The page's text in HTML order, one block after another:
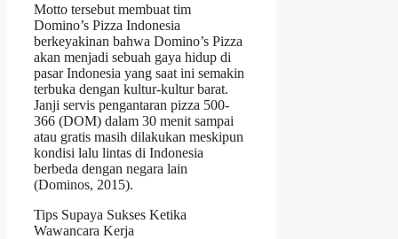
Motto tersebut membuat tim
Domino’s Pizza Indonesia
berkeyakinan bahwa Domino’s Pizza
akan menjadi sebuah gaya hidup di
pasar Indonesia yang saat ini semakin
terbuka dengan kultur-kultur barat.
Janji servis pengantaran pizza 500-
366 (DOM) dalam 30 menit sampai
atau gratis masih dilakukan meskipun
kondisi lalu lintas di Indonesia
berbeda dengan negara lain
(Dominos, 2015).
Tips Supaya Sukses Ketika
Wawancara Kerja